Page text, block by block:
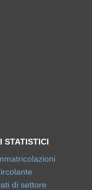
STATISTICI
di settore